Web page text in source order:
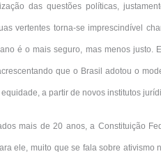
das questões políticas,
vertentes torna-se imprescindível
é o mais seguro, mas menos justo.
que o Brasil adotou o
a partir de novos institutos
mais de 20 anos, a Constituição
ele, muito que se fala sobre